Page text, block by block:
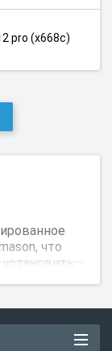
pro (x668c)
что